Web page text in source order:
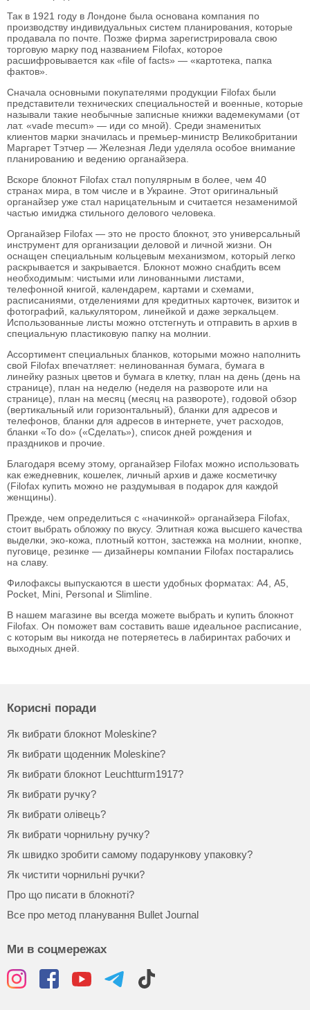
Так в 1921 году в Лондоне была основана компания по
производству индивидуальных систем планирования, которые
продавала по почте. Позже фирма зарегистрировала свою
торговую марку под названием Filofax, которое
расшифровывается как «file of facts» — «картотека, папка
фактов».
Сначала основными покупателями продукции Filofax были
представители технических специальностей и военные, которые
называли такие необычные записные книжки вадемекумами (от
лат. «vade mecum» — иди со мной). Среди знаменитых
клиентов марки значилась и премьер-министр Великобритании
Маргарет Тэтчер — Железная Леди уделяла особое внимание
планированию и ведению органайзера.
Вскоре блокнот Filofax стал популярным в более, чем 40
странах мира, в том числе и в Украине. Этот оригинальный
органайзер уже стал нарицательным и считается незаменимой
частью имиджа стильного делового человека.
Органайзер Filofax — это не просто блокнот, это универсальный
инструмент для организации деловой и личной жизни. Он
оснащен специальным кольцевым механизмом, который легко
раскрывается и закрывается. Блокнот можно снабдить всем
необходимым: чистыми или линованными листами,
телефонной книгой, календарем, картами и схемами,
расписаниями, отделениями для кредитных карточек, визиток и
фотографий, калькулятором, линейкой и даже зеркальцем.
Использованные листы можно отстегнуть и отправить в архив в
специальную пластиковую папку на молнии.
Ассортимент специальных бланков, которыми можно наполнить
свой Filofax впечатляет: нелинованная бумага, бумага в
линейку разных цветов и бумага в клетку, план на день (день на
странице), план на неделю (неделя на развороте или на
странице), план на месяц (месяц на развороте), годовой обзор
(вертикальный или горизонтальный), бланки для адресов и
телефонов, бланки для адресов в интернете, учет расходов,
бланки «To do» («Сделать»), список дней рождения и
праздников и прочие.
Благодаря всему этому, органайзер Filofax можно использовать
как ежедневник, кошелек, личный архив и даже косметичку
(Filofax купить можно не раздумывая в подарок для каждой
женщины).
Прежде, чем определиться с «начинкой» органайзера Filofax,
стоит выбрать обложку по вкусу. Элитная кожа высшего качества
выделки, эко-кожа, плотный коттон, застежка на молнии, кнопке,
пуговице, резинке — дизайнеры компании Filofax постарались
на славу.
Филофаксы выпускаются в шести удобных форматах: А4, А5,
Pocket, Mini, Personal и Slimline.
В нашем магазине вы всегда можете выбрать и купить блокнот
Filofax. Он поможет вам составить ваше идеальное расписание,
с которым вы никогда не потеряетесь в лабиринтах рабочих и
выходных дней.
Корисні поради
Як вибрати блокнот Moleskine?
Як вибрати щоденник Moleskine?
Як вибрати блокнот Leuchtturm1917?
Як вибрати ручку?
Як вибрати олівець?
Як вибрати чорнильну ручку?
Як швидко зробити самому подарункову упаковку?
Як чистити чорнильні ручки?
Про що писати в блокноті?
Все про метод планування Bullet Journal
Ми в соцмережах